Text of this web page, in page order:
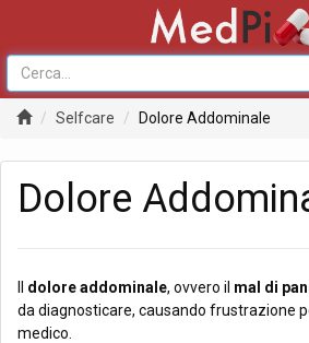
Selfcare Dolore Addominale
Dolore
dolore addominale, ovvero il mal di
da diagnosticare, causando frustrazione
medico.